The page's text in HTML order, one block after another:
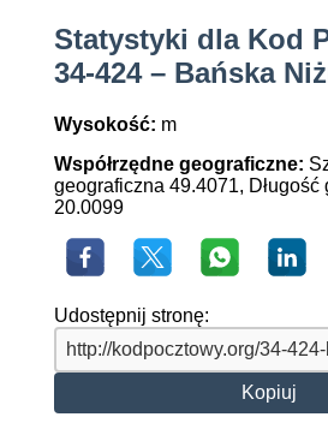
Statystyki dla Kod
34-424 – Bańska
Wysokość: m
Współrzędne geograficzne:
geograficzna 49.4071, Długość
20.0099
Udostępnij stronę:
Kopiuj